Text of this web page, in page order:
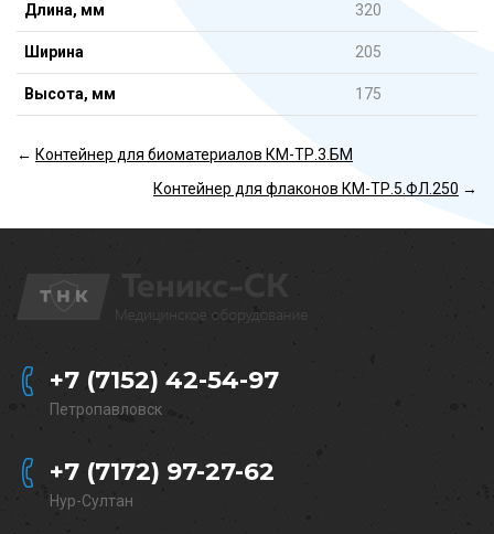
Длина, мм 320
Ширина 205
Высота, мм 175
← Контейнер для биоматериалов КМ-ТР.3.БМ
Контейнер для флаконов КМ-ТР.5.ФЛ.250 →
+7 (7152) 42-54-97
Петропавловск
+7 (7172) 97-27-62
Нур-Султан